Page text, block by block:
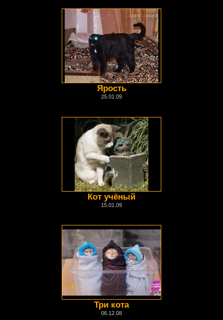
Ярость
25.01.09
Кот учёный
15.01.09
Три кота
06.12.08